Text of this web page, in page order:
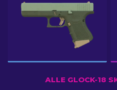
ALLE GLOCK-18